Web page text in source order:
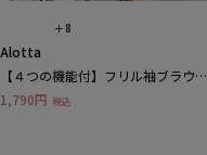
＋8
Alotta
【４つの機能付】フリル袖ブラウス
Ｔシャツ
1,790円 税込